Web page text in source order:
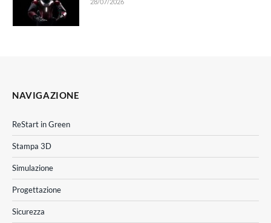
NAVIGAZIONE
ReStart in Green
Stampa 3D
Simulazione
Progettazione
Sicurezza